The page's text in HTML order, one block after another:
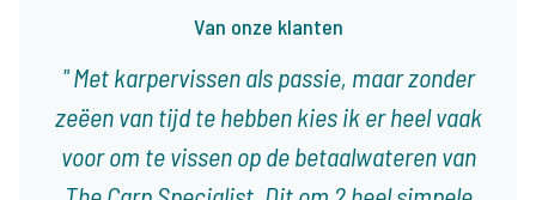
Van onze klanten
Met karpervissen als passie, maar zonder
zeëen van tijd te hebben kies ik er heel vaak
voor om te vissen op de betaalwateren van